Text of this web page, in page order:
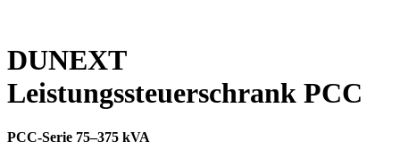
DUNEXT
Leistungssteuerschrank PCC
PCC-Serie 75–375 kVA